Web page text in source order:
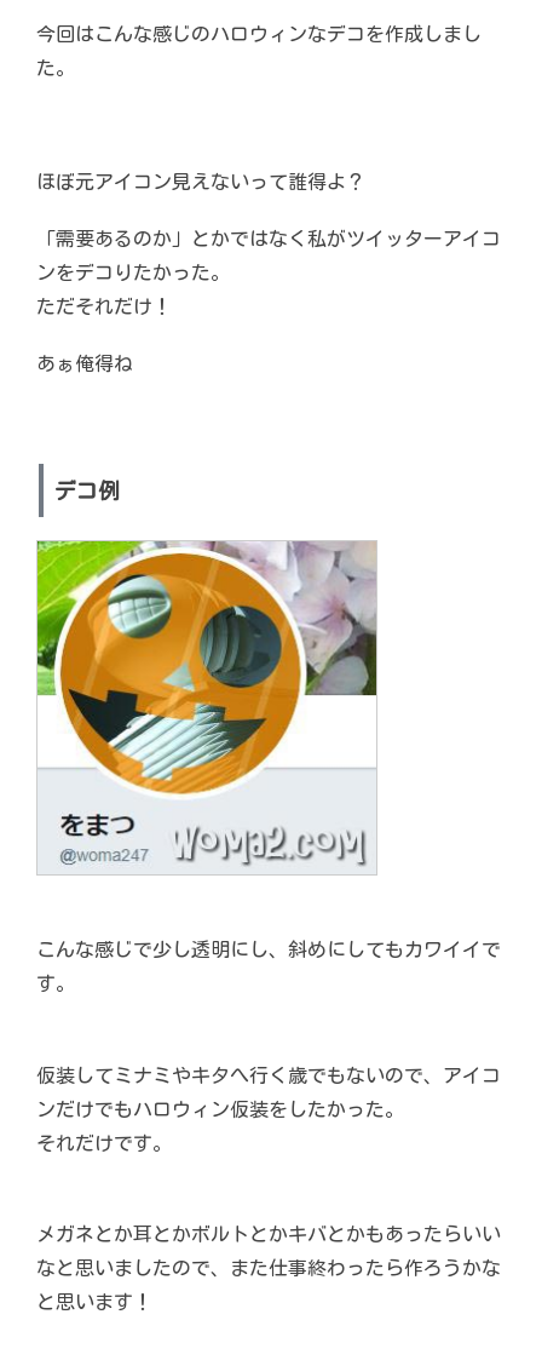
今回はこんな感じのハロウィンなデコを作成しまし
た。
ほぼ元アイコン見えないって誰得よ？
「需要あるのか」とかではなく私がツイッターアイコ
ンをデコりたかった。
ただそれだけ！
あぁ俺得ね
デコ例
こんな感じで少し透明にし、斜めにしてもカワイイで
す。
仮装してミナミやキタへ行く歳でもないので、アイコ
ンだけでもハロウィン仮装をしたかった。
それだけです。
メガネとか耳とかボルトとかキバとかもあったらいい
なと思いましたので、また仕事終わったら作ろうかな
と思います！